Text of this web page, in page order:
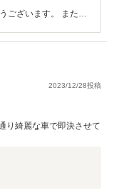
ございます。 またこ
で事故にお気をつけ
すが、 これからもし
ます。
2023/12/28投稿
り綺麗な車で即決させて